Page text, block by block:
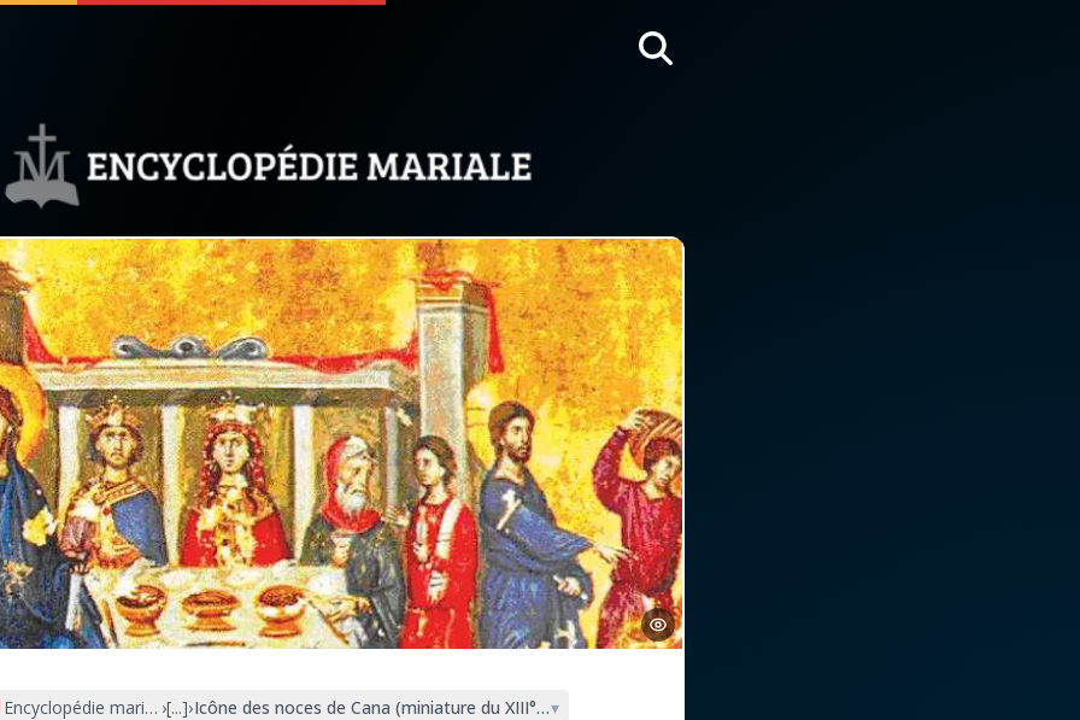
soutenir À propos Facebook Infos légales
◼︎À la une
1000 Raisons de Croire
Chapelet pour le monde
Contact
Faire un don
Marie de Nazareth
Encyclopédie mariale
›[...]›Icône des noces de Cana (miniature du XIII° s.)
▾